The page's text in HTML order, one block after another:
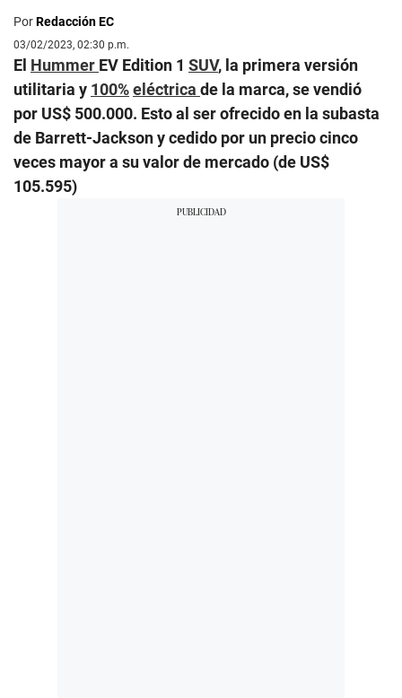
PorRedacción EC
03/02/2023, 02:30 p.m.
El Hummer EV Edition 1 SUV, la primera versión
utilitaria y 100%eléctrica de la marca, se vendió
por US$ 500.000. Esto al ser ofrecido en la subasta
de Barrett-Jackson y cedido por un precio cinco
veces mayor a su valor de mercado (de US$
105.595)